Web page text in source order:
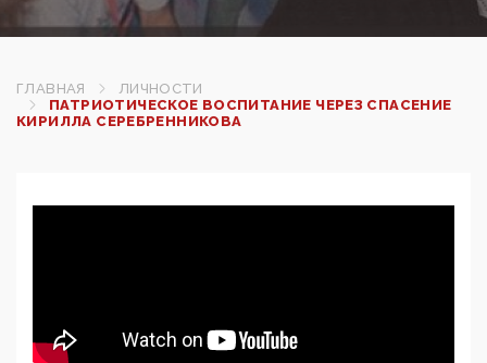
ГЛАВНАЯ
ЛИЧНОСТИ
ПАТРИОТИЧЕСКОЕ ВОСПИТАНИЕ ЧЕРЕЗ СПАСЕНИЕ
КИРИЛЛА СЕРЕБРЕННИКОВА